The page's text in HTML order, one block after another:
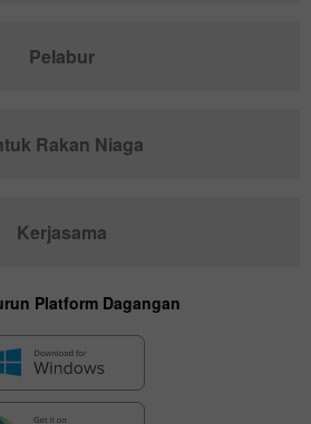
Pelabur
Rakan Niaga
Kerjasama
Platform Dagangan